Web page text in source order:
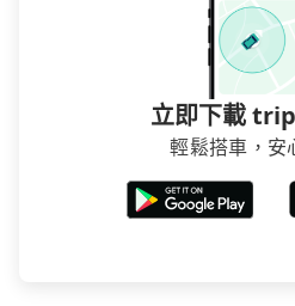
立即下載
輕鬆搭車，安